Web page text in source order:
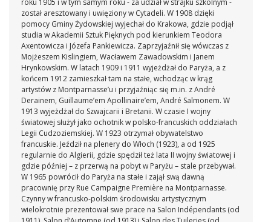
roku 1905 i w tym samym roku - za udział w strajku szkolnym -
został aresztowany i uwięziony w Cytadeli. W 1908 dzięki
pomocy Gminy Żydowskiej wyjechał do Krakowa, gdzie podjął
studia w Akademii Sztuk Pięknych pod kierunkiem Teodora
Axentowicza i Józefa Pankiewicza. Zaprzyjaźnił się wówczas z
Mojżeszem Kislingiem, Wacławem Zawadowskim i Janem
Hrynkowskim. W latach 1909 i 1911 wyjeżdżał do Paryża, a z
końcem 1912 zamieszkał tam na stałe, wchodząc w krąg
artystów z Montparnasse’u i przyjaźniąc się m.in. z André
Derainem, Guillaume’em Apollinaire’em, André Salmonem. W
1913 wyjeżdżał do Szwajcarii i Bretanii. W czasie I wojny
światowej służył jako ochotnik w polsko-francuskich oddziałach
Legii Cudzoziemskiej. W 1923 otrzymał obywatelstwo
francuskie. Jeździł na plenery do Włoch (1923), a od 1925
regularnie do Algierii, gdzie spędził też lata II wojny światowej i
gdzie później – z przerwą na pobyt w Paryżu – stale przebywał.
W 1965 powrócił do Paryża na stałe i zajął swą dawną
pracownię przy Rue Campaigne Première na Montparnasse.
Czynny w francusko-polskim środowisku artystycznym
wielokrotnie prezentował swe prace na Salon Indépendants (od